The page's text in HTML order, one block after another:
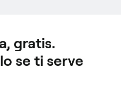
gratis.
se ti serve